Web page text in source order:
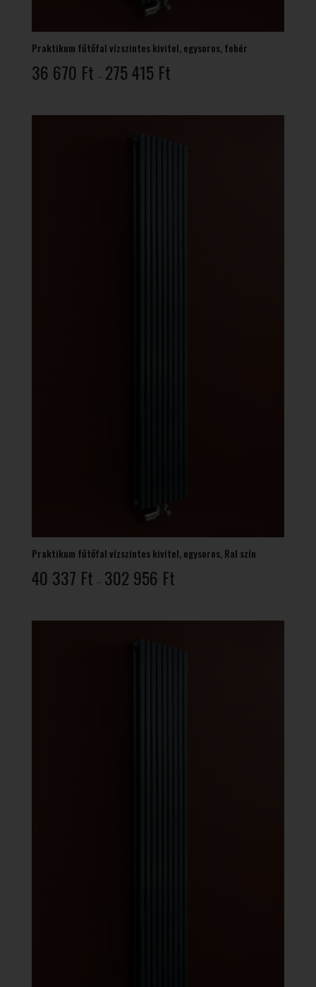
Praktikum fűtőfal vízszintes kivitel, egysoros, fehér
36 670 Ft – 275 415 Ft36
-
Praktikum fűtőfal vízszintes kivitel, egysoros, Ral szín
40 337 Ft – 302 956 Ft40
-